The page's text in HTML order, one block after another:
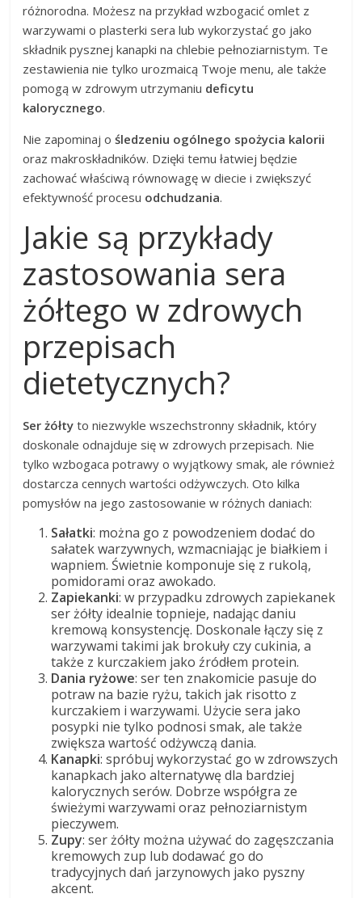
różnorodna. Możesz na przykład wzbogacić omlet z
warzywami o plasterki sera lub wykorzystać go jako
składnik pysznej kanapki na chlebie pełnoziarnistym. Te
zestawienia nie tylko urozmaicą Twoje menu, ale także
pomogą w zdrowym utrzymaniu deficytu
kalorycznego.
Nie zapominaj ośledzeniu ogólnego spożycia kalorii
oraz makroskładników. Dzięki temu łatwiej będzie
zachować właściwą równowagę w diecie i zwiększyć
efektywność procesu odchudzania.
Jakie są przykłady
zastosowania sera
żółtego w zdrowych
przepisach
dietetycznych?
Ser żółty to niezwykle wszechstronny składnik, który
doskonale odnajduje się w zdrowych przepisach. Nie
tylko wzbogaca potrawy o wyjątkowy smak, ale również
dostarcza cennych wartości odżywczych. Oto kilka
pomysłów na jego zastosowanie w różnych daniach:
Sałatki: można go z powodzeniem dodać do
sałatek warzywnych, wzmacniając je białkiem i
wapniem. Świetnie komponuje się z rukolą,
pomidorami oraz awokado.
Zapiekanki: w przypadku zdrowych zapiekanek
ser żółty idealnie topnieje, nadając daniu
kremową konsystencję. Doskonale łączy się z
warzywami takimi jak brokuły czy cukinia, a
także z kurczakiem jako źródłem protein.
Dania ryżowe: ser ten znakomicie pasuje do
potraw na bazie ryżu, takich jak risotto z
kurczakiem i warzywami. Użycie sera jako
posypki nie tylko podnosi smak, ale także
zwiększa wartość odżywczą dania.
Kanapki: spróbuj wykorzystać go w zdrowszych
kanapkach jako alternatywę dla bardziej
kalorycznych serów. Dobrze współgra ze
świeżymi warzywami oraz pełnoziarnistym
pieczywem.
Zupy: ser żółty można używać do zagęszczania
kremowych zup lub dodawać go do
tradycyjnych dań jarzynowych jako pyszny
akcent.